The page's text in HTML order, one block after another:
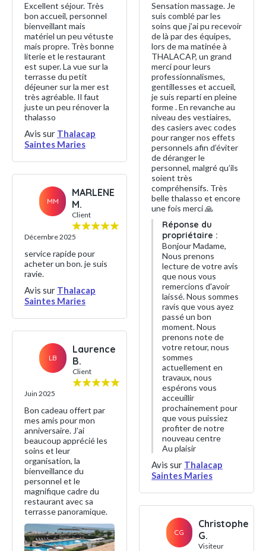
Excellent séjour. Très
bon accueil, personnel
bienveillant mais
matériel un peu vétuste
mais propre. Très bonne
literie et le restaurant
est super. La vue sur la
terrasse du petit
déjeuner sur la mer est
très agréable. Il faut
juste un peu rénover la
thalasso
Avis sur Thalacap
Saintes Maries
MM
MARLENE
M.
Client
Décembre 2025
service rapide pour
acheter un bon. je suis
ravie.
Avis sur Thalacap
Saintes Maries
LB
Laurence
B.
Client
Juin 2025
Bon cadeau offert par
mes amis pour mon
anniversaire. J’ai
beaucoup apprécié les
soins et leur
organisation, la
bienveillance du
personnel et le
magnifique cadre du
restaurant avec sa
terrasse panoramique.
Sensation massage. Je
suis comblé par les
soins que j’ai pu recevoir
de là par des équipes,
lors de ma matinée à
THALACAP, un grand
merci pour leurs
professionnalismes,
gentillesses et accueil,
je suis reparti en pleine
forme . En revanche au
niveau des vestiaires,
des casiers avec codes
pour ranger nos effets
personnels afin d’éviter
de déranger le
personnel, malgré qu’ils
soient très
compréhensifs. Très
belle thalasso et encore
une fois merci 🙏
Réponse du
propriétaire :
Bonjour Madame,
Nous prenons
lecture de votre avis
que nous vous
remercions d'avoir
laissé. Nous sommes
ravis que vous ayez
passé un bon
moment. Nous
prenons note de
votre retour, nous
sommes
actuellement en
travaux, nous
espérons vous
acceuillir
prochainement pour
que vous puissiez
profiter de notre
nouveau centre
Au plaisir
Avis sur Thalacap
Saintes Maries
CG
Christophe
G.
Visiteur